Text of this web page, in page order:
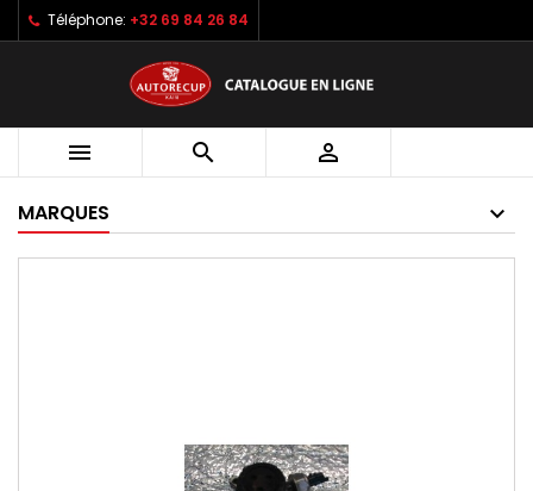
Téléphone: +32 69 84 26 84
  
MARQUES